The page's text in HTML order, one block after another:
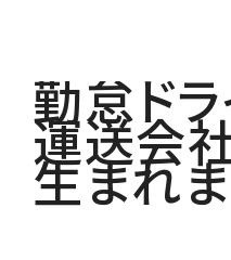
勤怠ド
運送会
生まれま